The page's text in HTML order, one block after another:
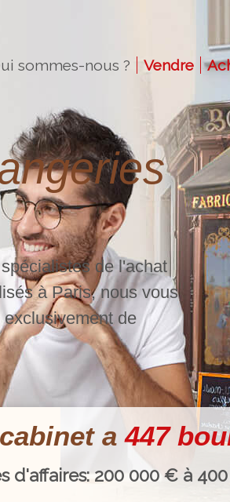
sommes-nous ? Vendre
de l'achat
à Paris, nous vous
de
a447
d'affaires: 200000 € à 400